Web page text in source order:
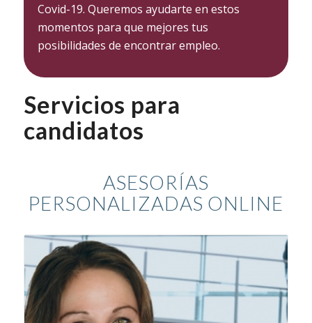
Covid-19. Queremos ayudarte en estos
momentos para que mejores tus
posibilidades de encontrar empleo.
Servicios para
candidatos
ASESORÍAS
PERSONALIZADAS ONLINE